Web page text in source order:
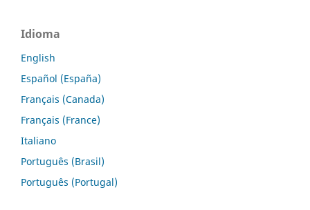
Idioma
English
Español (España)
Français (Canada)
Français (France)
Italiano
Português (Brasil)
Português (Portugal)